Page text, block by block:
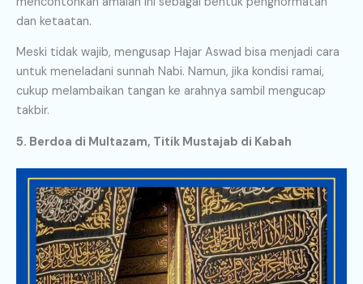
dan ketaatan.
Meski tidak wajib, mengusap Hajar Aswad bisa menjadi cara
untuk meneladani sunnah Nabi. Namun, jika kondisi ramai,
cukup melambaikan tangan ke arahnya sambil mengucap
takbir.
5. Berdoa di Multazam, Titik Mustajab di Kabah